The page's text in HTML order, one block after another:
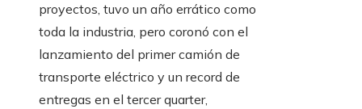
proyectos, tuvo un año errático como
toda la industria, pero coronó con el
lanzamiento del primer camión de
transporte eléctrico y un record de
entregas en el tercer quarter,